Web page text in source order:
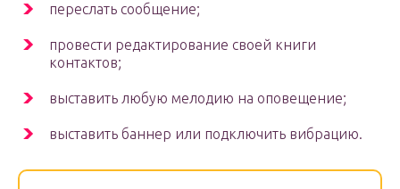
переслать сообщение;
провести редактирование своей книги
контактов;
выставить любую мелодию на оповещение;
выставить баннер или подключить вибрацию.